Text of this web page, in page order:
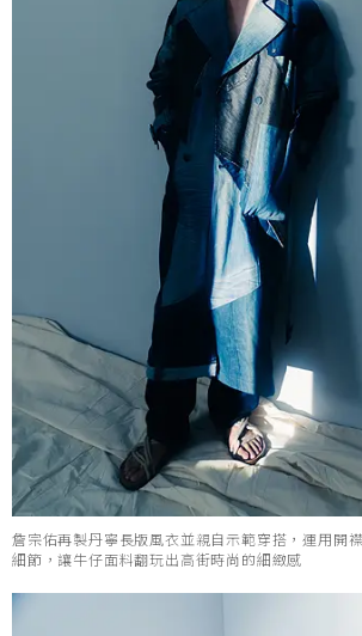
詹宗佑再製丹寧長版風衣並親自示範穿搭，運用開
細節，讓牛仔面料翻玩出高街時尚的細緻感